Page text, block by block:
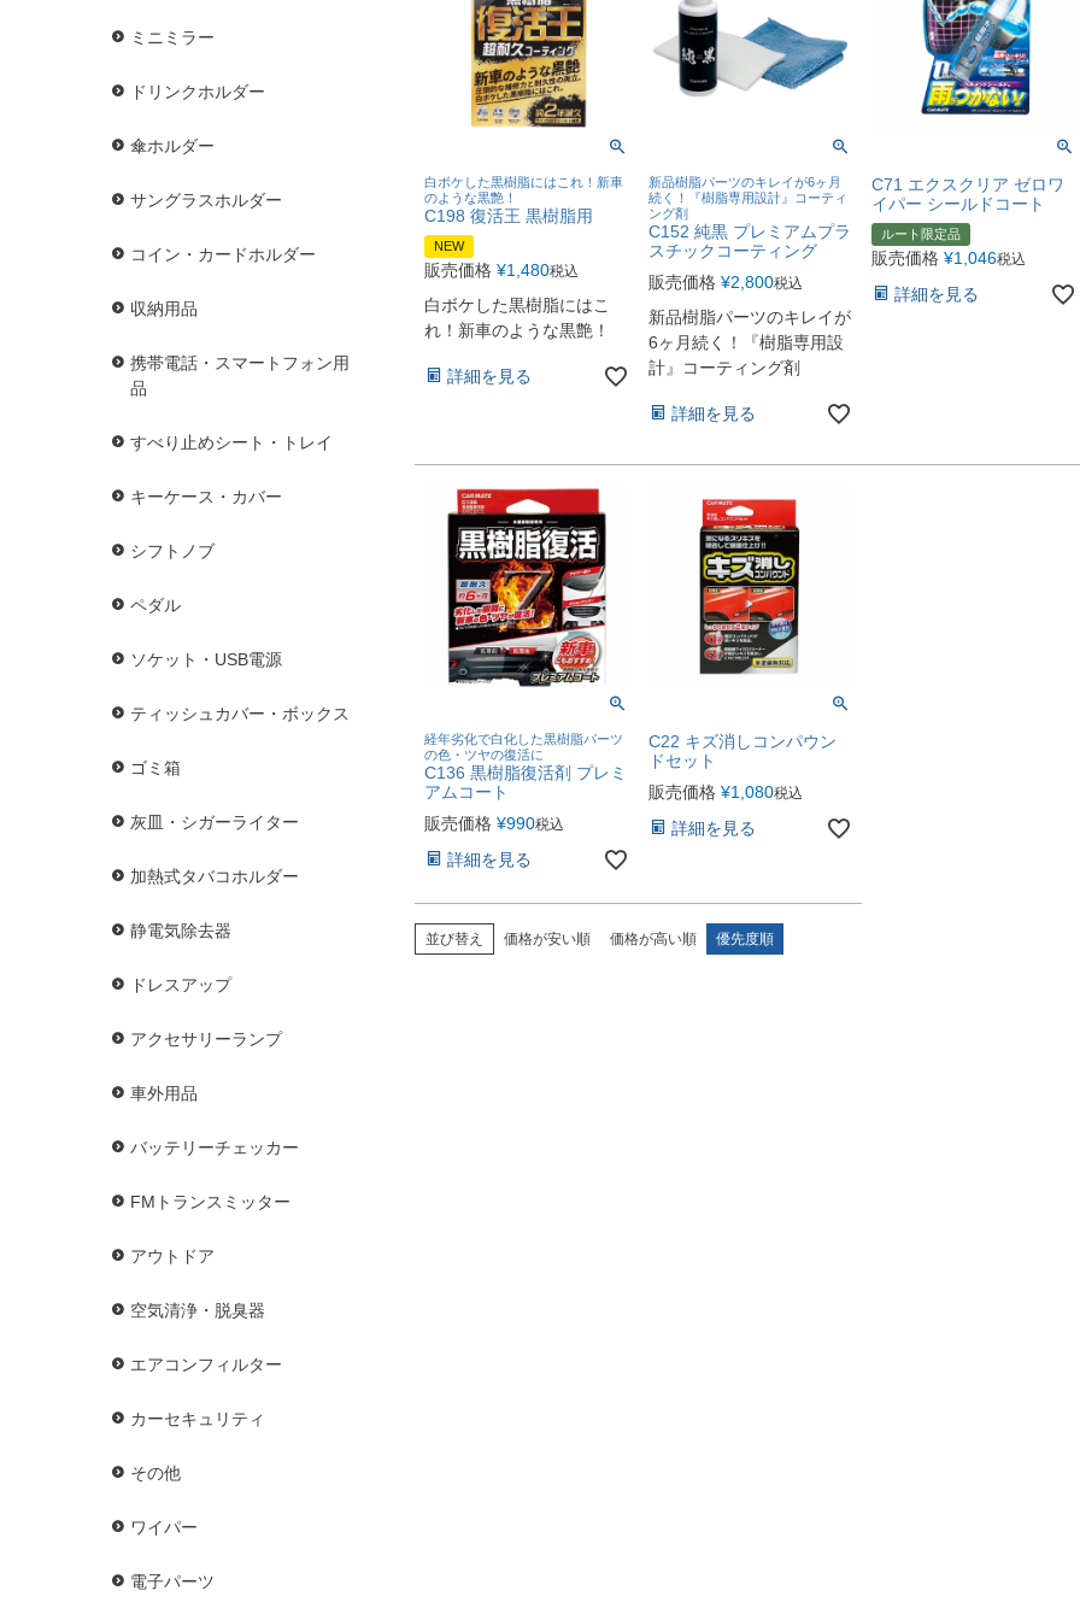
ミニミラー
ドリンクホルダー
傘ホルダー
サングラスホルダー
コイン・カードホルダー
収納用品
携帯電話・スマートフォン用
品
すべり止めシート・トレイ
キーケース・カバー
シフトノブ
ペダル
ソケット・USB電源
ティッシュカバー・ボックス
ゴミ箱
灰皿・シガーライター
加熱式タバコホルダー
静電気除去器
ドレスアップ
アクセサリーランプ
車外用品
バッテリーチェッカー
FMトランスミッター
アウトドア
空気清浄・脱臭器
エアコンフィルター
カーセキュリティ
その他
ワイパー
電子パーツ
白ボケした黒樹脂にはこれ！新車
のような黒艶！
C198 復活王 黒樹脂用
NEW
販売価格 ¥1,480税込
白ボケした黒樹脂にはこ
れ！新車のような黒艶！
詳細を見る
新品樹脂パーツのキレイが6ヶ月
続く！『樹脂専用設計』コーティ
ング剤
C152 純黒 プレミアムプラ
スチックコーティング
販売価格 ¥2,800税込
新品樹脂パーツのキレイが
6ヶ月続く！『樹脂専用設
計』コーティング剤
詳細を見る
C71 エクスクリア ゼロワ
イパー シールドコート
ルート限定品
販売価格 ¥1,046税込
詳細を見る
経年劣化で白化した黒樹脂パーツ
の色・ツヤの復活に
C136 黒樹脂復活剤 プレミ
アムコート
販売価格 ¥990税込
詳細を見る
C22 キズ消しコンパウン
ドセット
販売価格 ¥1,080税込
詳細を見る
並び替え 価格が安い順 価格が高い順 優先度順